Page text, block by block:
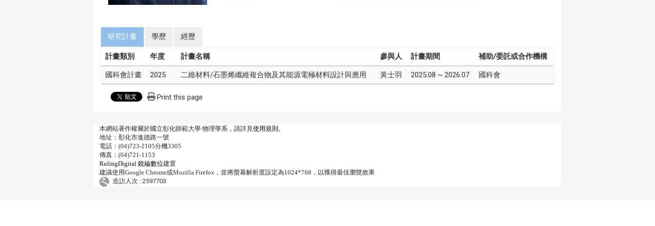
研究計畫 學歷 經歷
計畫類別 年度 計畫名稱 參與人 計畫期間 補助/委託或合作機構
國科會計畫 2025 二維材料/石墨烯纖維複合物及其能源電極材料設計與應用 黃士羽 2025.08 ~ 2026.07 國科會
Print this page
本網站著作權屬於國立彰化師範大學 物理學系，請詳見使用規則 。
地址：彰化市進德路一號
電話：(04)723-2105分機3305
傳真：(04)721-1153
RulingDigital 銳綸數位建置
建議使用Google Chrome或Mozilla Firefox，並將螢幕解析度設定為1024*768，以獲得最佳瀏覽效果
造訪人次 : 2597703